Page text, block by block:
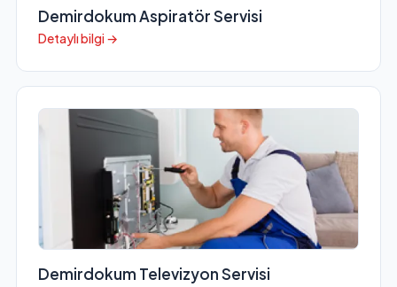
Demirdokum Aspiratör Servisi
Detaylı bilgi →
Demirdokum Televizyon Servisi